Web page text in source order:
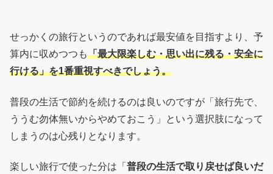
せっかくの旅行というのであれば最安値を目指すより、予
算内に収めつつも「最大限楽しむ・思い出に残る・安全に
行ける」を1番重視すべきでしょう。
普段の生活で節約を続けるのは良いのですが「旅行先で、
ううむ勿体無いからやめておこう」という選択肢になって
しまうのは心残りとなります。
楽しい旅行で使った分は「 普段の生活で取り戻せば良いだ